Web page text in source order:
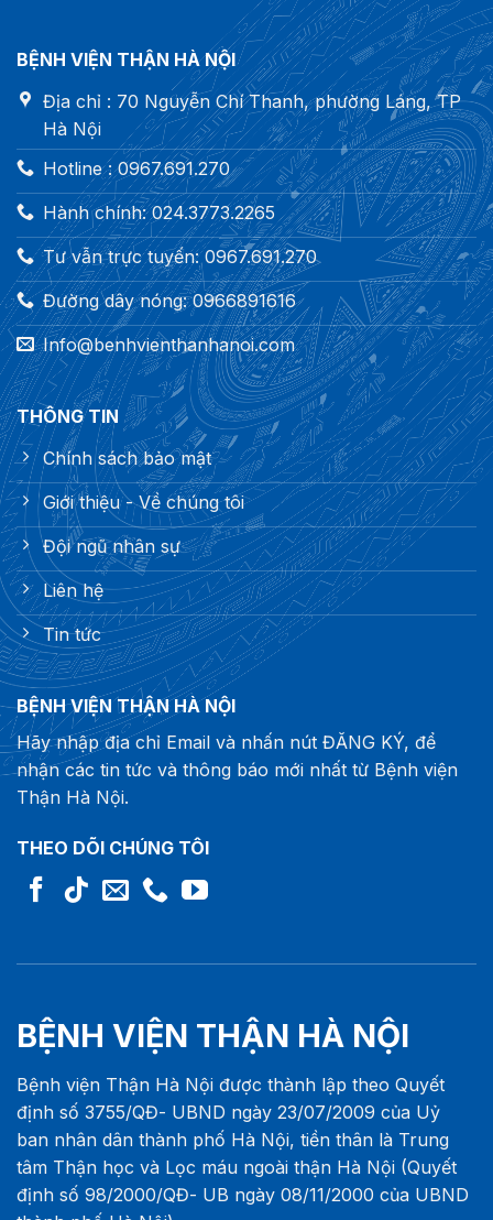
BỆNH VIỆN THẬN HÀ NỘI
Địa chỉ : 70 Nguyễn Chí Thanh, phường Láng, TP
Hà Nội
Hotline : 0967.691.270
Hành chính: 024.3773.2265
Tư vẫn trực tuyến: 0967.691.270
Đường dây nóng: 0966891616
Info@benhvienthanhanoi.com
THÔNG TIN
Chính sách bảo mật
Giới thiệu - Về chúng tôi
Đội ngũ nhân sự
Liên hệ
Tin tức
BỆNH VIỆN THẬN HÀ NỘI
Hãy nhập địa chỉ Email và nhấn nút ĐĂNG KÝ, để
nhận các tin tức và thông báo mới nhất từ Bệnh viện
Thận Hà Nội.
THEO DÕI CHÚNG TÔI
BỆNH VIỆN THẬN HÀ NỘI
Bệnh viện Thận Hà Nội được thành lập theo Quyết
định số 3755/QĐ- UBND ngày 23/07/2009 của Uỷ
ban nhân dân thành phố Hà Nội, tiền thân là Trung
tâm Thận học và Lọc máu ngoài thận Hà Nội (Quyết
định số 98/2000/QĐ- UB ngày 08/11/2000 của UBND